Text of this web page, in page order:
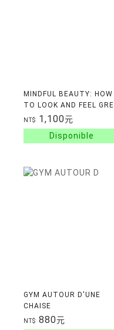
MINDFUL BEAUTY: HOW
TO LOOK AND FEEL GRE
NT$ 1,100元
GYM AUTOUR D'UNE
CHAISE
NT$ 880元